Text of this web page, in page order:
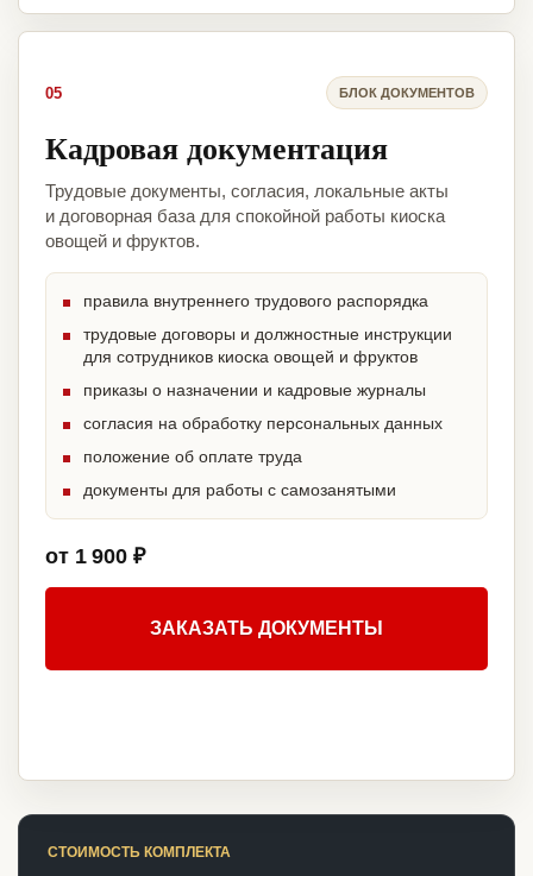
05 БЛОК ДОКУМЕНТОВ
Кадровая документация
Трудовые документы, согласия, локальные акты
и договорная база для спокойной работы киоска
овощей и фруктов.
правила внутреннего трудового распорядка
трудовые договоры и должностные инструкции
для сотрудников киоска овощей и фруктов
приказы о назначении и кадровые журналы
согласия на обработку персональных данных
положение об оплате труда
документы для работы с самозанятыми
от 1 900 ₽
ЗАКАЗАТЬ ДОКУМЕНТЫ
СТОИМОСТЬ КОМПЛЕКТА